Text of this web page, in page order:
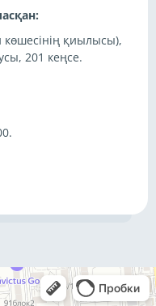
қиылысы),
201 кеңсе.